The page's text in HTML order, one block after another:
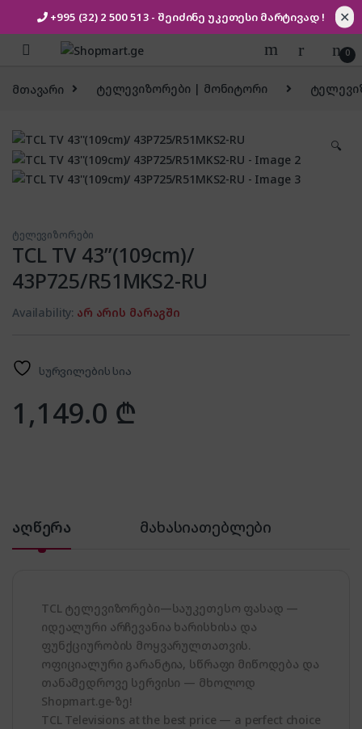
+995 (32) 2 500 513 - შეიძინე უკეთესი მარტივად ! ✕
Skip to navigation
Skip to content
0
მთავარი ტელევიზორები | მონიტორი
🔍
ტელევიზორები
TCL TV 43”(109cm)/
43P725/R51MKS2-RU
Availability: არ არის მარაგში
სურვილების სია
1,149.0 ₾
აღწერა მახასიათებლები
TCL ტელევიზორები—საუკეთესო ფასად —
იდეალური არჩევანია ხარისხისა და
ფუნქციურობის მოყვარულთათვის.
ოფიციალური გარანტია, სწრაფი მიწოდება და
თანამედროვე სერვისი — მხოლოდ
Shopmart.ge-ზე!
TCL Televisions at the best price — a perfect choice